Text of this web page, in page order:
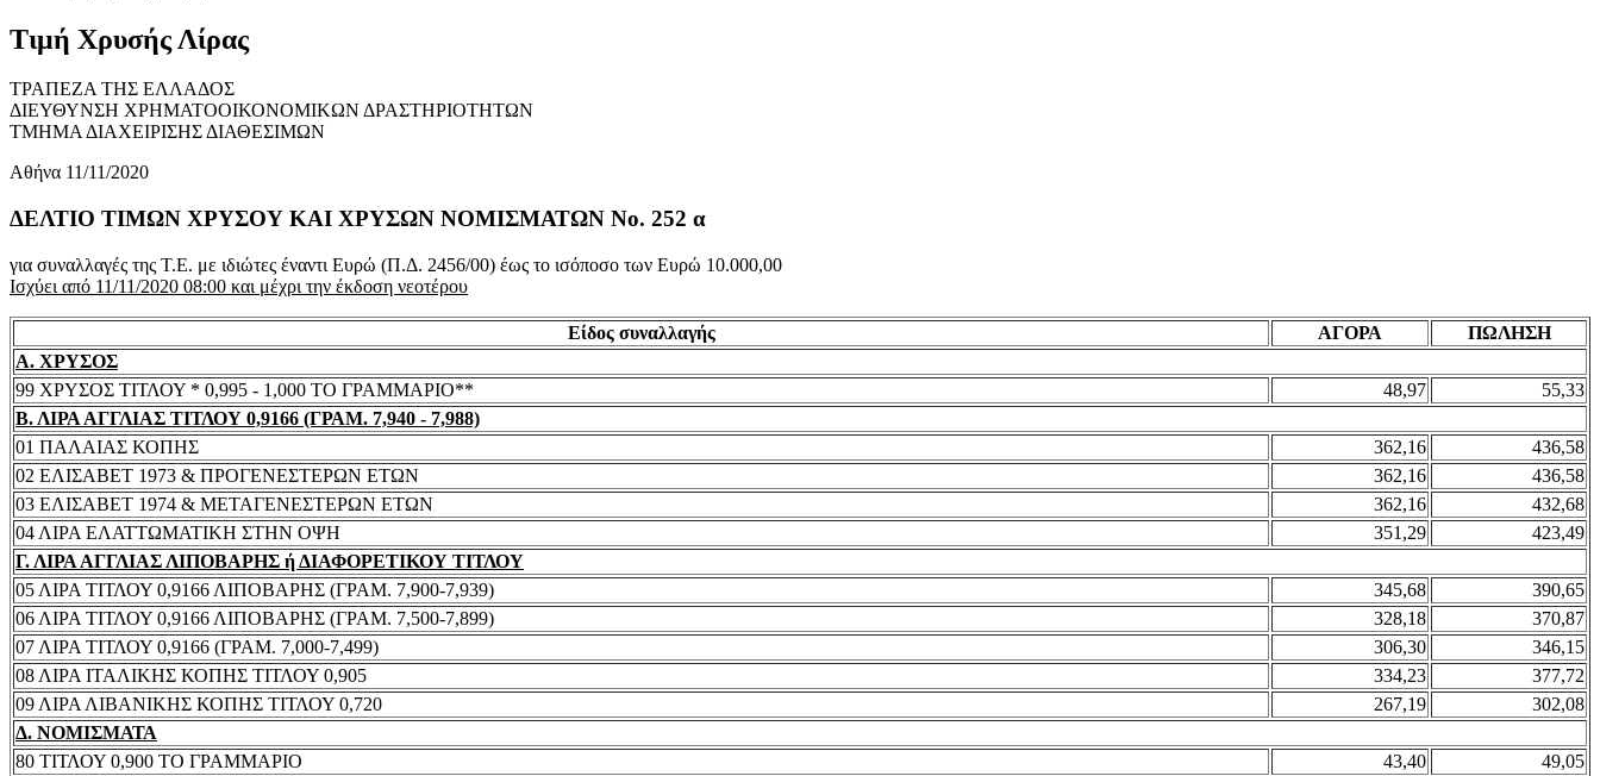
Τιμή Χρυσής Λίρας
ΤΡΑΠΕΖΑ ΤΗΣ ΕΛΛΑΔΟΣ
ΔΙΕΥΘΥΝΣΗ ΧΡΗΜΑΤΟΟΙΚΟΝΟΜΙΚΩΝ ΔΡΑΣΤΗΡΙΟΤΗΤΩΝ
ΤΜΗΜΑ ΔΙΑΧΕΙΡΙΣΗΣ ΔΙΑΘΕΣΙΜΩΝ
Αθήνα 11/11/2020
ΔΕΛΤΙΟ ΤΙΜΩΝ ΧΡΥΣΟΥ ΚΑΙ ΧΡΥΣΩΝ ΝΟΜΙΣΜΑΤΩΝ No. 252 α
για συναλλαγές της Τ.Ε. με ιδιώτες έναντι Ευρώ (Π.Δ. 2456/00) έως το ισόποσο των Ευρώ 10.000,00
Ισχύει από 11/11/2020 08:00 και μέχρι την έκδοση νεοτέρου
Είδος συναλλαγής ΑΓΟΡΑ
ΠΩΛΗΣΗ
Α. ΧΡΥΣΟΣ
99 ΧΡΥΣΟΣ ΤΙΤΛΟΥ * 0,995 - 1,000 ΤΟ ΓΡΑΜΜΑΡΙΟ**
48,97
55,33
Β. ΛΙΡΑ ΑΓΓΛΙΑΣ ΤΙΤΛΟΥ 0,9166 (ΓΡΑΜ. 7,940 - 7,988)
01 ΠΑΛΑΙΑΣ ΚΟΠΗΣ
362,16
436,58
02 ΕΛΙΣΑΒΕΤ 1973 & ΠΡΟΓΕΝΕΣΤΕΡΩΝ ΕΤΩΝ
362,16
436,58
03 ΕΛΙΣΑΒΕΤ 1974 & ΜΕΤΑΓΕΝΕΣΤΕΡΩΝ ΕΤΩΝ
362,16
432,68
04 ΛΙΡΑ ΕΛΑΤΤΩΜΑΤΙΚΗ ΣΤΗΝ ΟΨΗ
351,29
423,49
Γ. ΛΙΡΑ ΑΓΓΛΙΑΣ ΛΙΠΟΒΑΡΗΣ ή ΔΙΑΦΟΡΕΤΙΚΟΥ ΤΙΤΛΟΥ
05 ΛΙΡΑ ΤΙΤΛΟΥ 0,9166 ΛΙΠΟΒΑΡΗΣ (ΓΡΑΜ. 7,900-7,939)
345,68
390,65
06 ΛΙΡΑ ΤΙΤΛΟΥ 0,9166 ΛΙΠΟΒΑΡΗΣ (ΓΡΑΜ. 7,500-7,899)
328,18
370,87
07 ΛΙΡΑ ΤΙΤΛΟΥ 0,9166 (ΓΡΑΜ. 7,000-7,499)
306,30
346,15
08 ΛΙΡΑ ΙΤΑΛΙΚΗΣ ΚΟΠΗΣ ΤΙΤΛΟΥ 0,905
334,23
377,72
09 ΛΙΡΑ ΛΙΒΑΝΙΚΗΣ ΚΟΠΗΣ ΤΙΤΛΟΥ 0,720
267,19
302,08
Δ. ΝΟΜΙΣΜΑΤΑ
80 ΤΙΤΛΟΥ 0,900 ΤΟ ΓΡΑΜΜΑΡΙΟ
43,40 49,05